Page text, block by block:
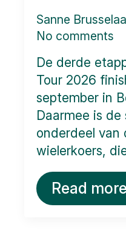
Sanne
No comments
De derde
Tour 2026
september in
Daarmee is
onderdeel van
wielerkoers,
Read more